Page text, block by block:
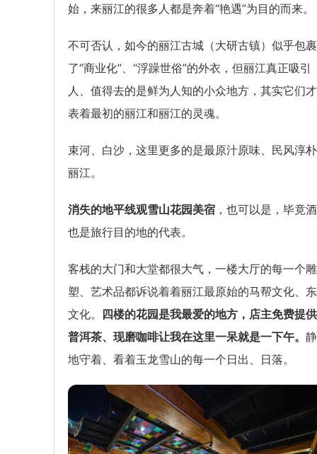
始，来丽江的很多人都是奔着“艳遇”为目的而来。
不可否认，如今的丽江古城（大研古镇）似乎包
了“商业化”、“浮躁世俗”的外衣，但丽江真正吸引
人、值得去的是鲜为人知的小众地方，其实它们
表着最初的丽江和丽江的灵魂。
束河、白沙，这里更多的是最原汁原味、民风淳
丽江。
消失的地平线观雪山花园美宿 ，也可以是，毕竟
也是旅行目的地的代表。
客栈的大门和大堂都很大气，一楼大厅的每一个雕
塑、艺术品都诉说着着丽江最原始的马帮文化、
文化。 四楼的花园是我最爱的地方，店主免费提
普洱茶、现磨咖啡让我在这里一呆就是一下午。
地守着、看着玉龙雪山的每一个日出、日落。